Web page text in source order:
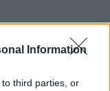
Information
third parties, or